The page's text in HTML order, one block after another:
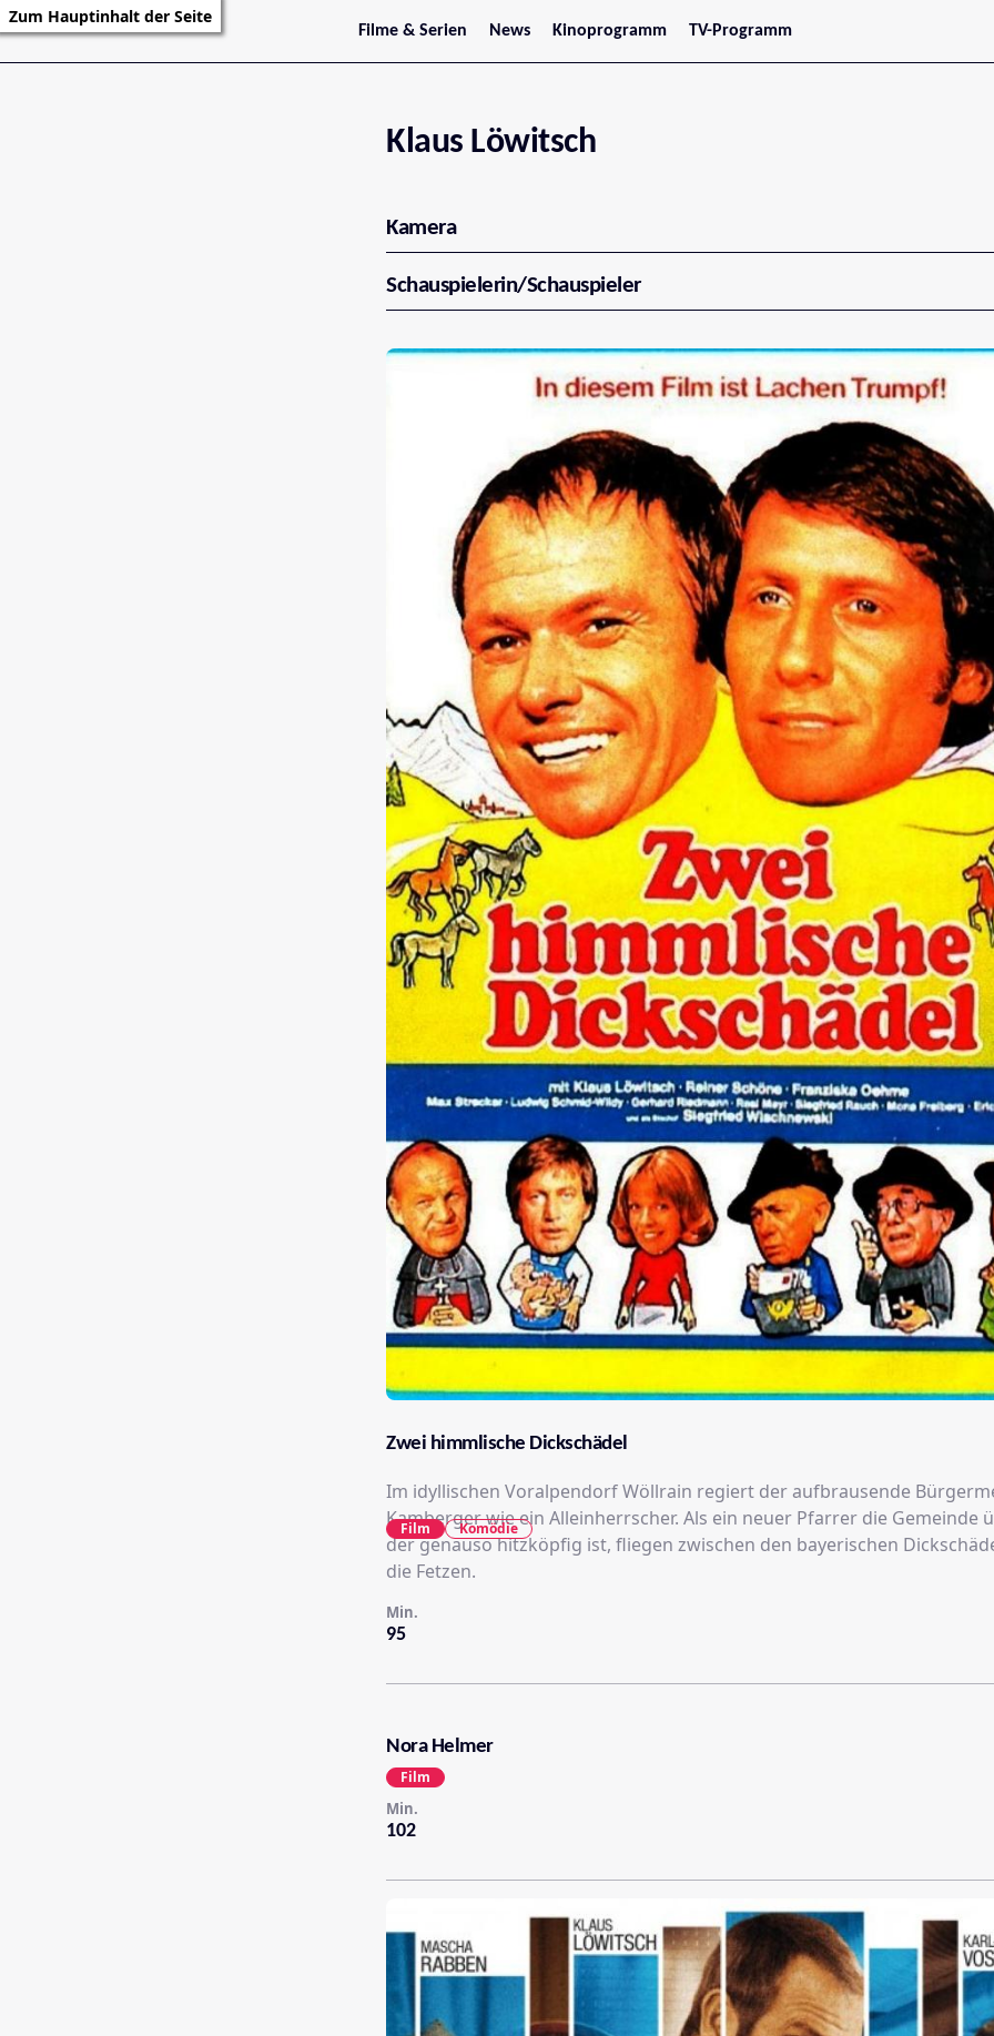
Zum Hauptinhalt der Seite
Filme & Serien
Trailer
Serienarchiv
News
Stars
Kinoprogramm
Jetzt im Kino
Niederösterreich
Oberösterreich
Tirol
Vorarlberg
TV-Programm
Klaus Löwitsch
Kamera
Schauspielerin/Schauspieler
Zwei himmlische Dickschädel
Im idyllischen Voralpendorf Wöllrain regiert der aufbrausende
Kamberger wie ein Alleinherrscher. Als ein neuer Pfarrer die Gemeinde
der genauso hitzköpfig ist, fliegen zwischen den bayerischen
die Fetzen.
95
Min.
Film Komödie
Nora Helmer
102
Min.
Film